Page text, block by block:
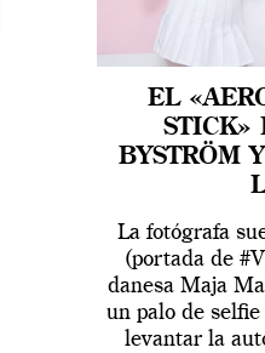
EL
STICK»
BYSTRÖM
La fotógrafa
(portada de
danesa Maja
un palo de
levantar la